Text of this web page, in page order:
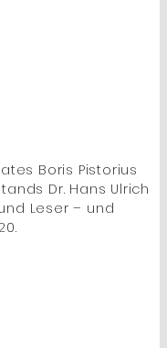
Boris Pistorius
Dr. Hans Ulrich
Leser – und